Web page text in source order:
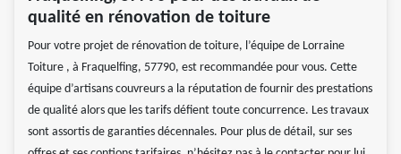
qualité en rénovation de toiture
Pour votre projet de rénovation de toiture, l’équipe de Lorraine
Toiture , à Fraquelfing, 57790, est recommandée pour vous. Cette
équipe d’artisans couvreurs a la réputation de fournir des prestations
de qualité alors que les tarifs défient toute concurrence. Les travaux
sont assortis de garanties décennales. Pour plus de détail, sur ses